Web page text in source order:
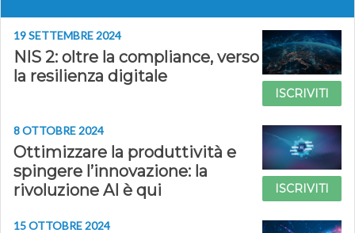
19 SETTEMBRE 2024
NIS 2: oltre la compliance, verso
la resilienza digitale
ISCRIVITI
8 OTTOBRE 2024
Ottimizzare la produttività e
spingere l’innovazione: la
rivoluzione AI è qui
ISCRIVITI
15 OTTOBRE 2024